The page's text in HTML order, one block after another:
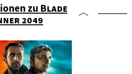
zu "
Blade
2049